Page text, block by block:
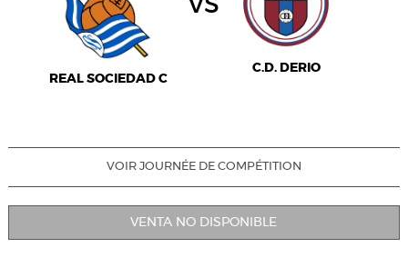
REAL SOCIEDAD C
C.D. DERIO
VOIR JOURNÉE DE COMPÉTITION
VENTA NO DISPONIBLE